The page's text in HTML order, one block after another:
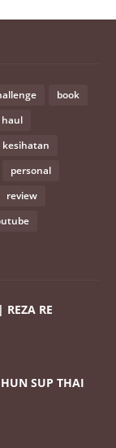
book
haul
kesihatan
personal
review
RE
SUP THAI